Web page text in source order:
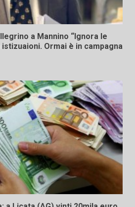
a Mannino “Ignora le
Ormai è in campagna